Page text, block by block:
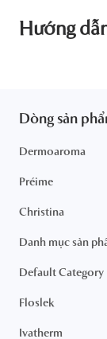
Dòng sản
Dermoaroma
Préime
Christina
Danh mục sản
Default Category
Floslek
Ivatherm
Hướng